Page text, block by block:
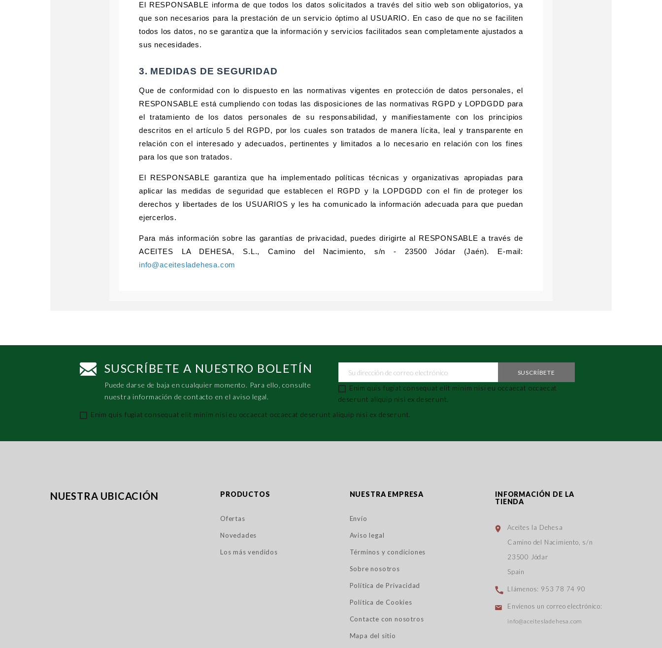
El RESPONSABLE informa de que todos los datos solicitados a través del sitio web son obligatorios, ya
que son necesarios para la prestación de un servicio óptimo al USUARIO. En caso de que no se faciliten
todos los datos, no se garantiza que la información y servicios facilitados sean completamente ajustados a
sus necesidades.
3. MEDIDAS DE SEGURIDAD
Que de conformidad con lo dispuesto en las normativas vigentes en protección de datos personales, el
RESPONSABLE está cumpliendo con todas las disposiciones de las normativas RGPD y LOPDGDD para
el tratamiento de los datos personales de su responsabilidad, y manifiestamente con los principios
descritos en el artículo 5 del RGPD, por los cuales son tratados de manera lícita, leal y transparente en
relación con el interesado y adecuados, pertinentes y limitados a lo necesario en relación con los fines
para los que son tratados.
El RESPONSABLE garantiza que ha implementado políticas técnicas y organizativas apropiadas para
aplicar las medidas de seguridad que establecen el RGPD y la LOPDGDD con el fin de proteger los
derechos y libertades de los USUARIOS y les ha comunicado la información adecuada para que puedan
ejercerlos.
Para más información sobre las garantías de privacidad, puedes dirigirte al RESPONSABLE a través de
ACEITES LA DEHESA, S.L., Camino del Nacimiento, s/n - 23500 Jódar (Jaén). E-mail:
info@aceitesladehesa.com
SUSCRÍBETE A NUESTRO BOLETÍN
Puede darse de baja en cualquier momento. Para ello, consulte
nuestra información de contacto en el aviso legal.
Enim quis fugiat consequat elit minim nisi eu occaecat occaecat
deserunt aliquip nisi ex deserunt.
Enim quis fugiat consequat elit minim nisi eu occaecat occaecat deserunt aliquip nisi ex deserunt.
NUESTRA UBICACIÓN PRODUCTOS
Ofertas
Novedades
Los más vendidos
NUESTRA EMPRESA
Envío
Aviso legal
Términos y condiciones
Sobre nosotros
Política de Privacidad
Política de Cookies
Contacte con nosotros
Mapa del sitio
INFORMACIÓN DE LA
TIENDA
Aceites la Dehesa
Camino del Nacimiento, s/n
23500 Jódar
Spain
Llámenos: 953 78 74 90
Envíenos un correo electrónico:
info@aceitesladehesa.com